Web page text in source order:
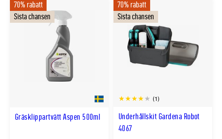
Gräsklippartvätt Aspen 500ml
70% rabatt
Sista chansen
Underhållskit Gardena Robot
4067
(1)
70% rabatt
Sista chansen